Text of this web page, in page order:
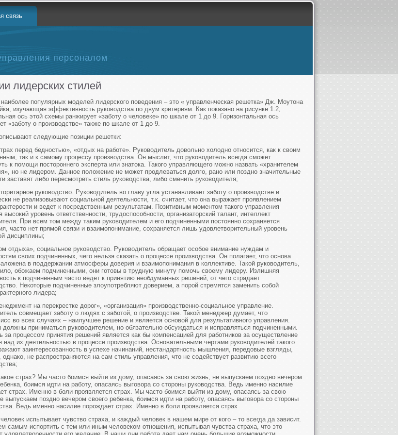
связь
персоналом
лидерских стилей
популярных моделей лидерского поведения – это « управленческая решетка» Дж. Моутона
изучающая эффективность руководства по двум критериям. Как показано на рисунке 1.2,
ось этой схемы ранжирует «заботу о человеке» по шкале от 1 до 9. Горизонтальная ось
«заботу о производстве» также по шкале от 1 до 9.
следующие позиции решетки:
перед бедностью», «отдых на работе». Руководитель довольно холодно относится, как к своим
так и к самому процессу производства. Он мыслит, что руководитель всегда сможет
к помощи постороннего эксперта или знатока. Такого управляющего можно назвать «хранителем
но не лидером. Данное положение не может продлеваться долго, рано или поздно значительные
заставят либо пересмотреть стиль руководства, либо сменить руководителя;
руководство. Руководитель во главу угла устанавливает заботу о производстве и
не реализовывают социальной деятельности, т.к. считает, что она выражает проявлением
и ведет к посредственным результатам. Позитивным моментом такого управления
высокий уровень ответственности, трудоспособности, организаторский талант, интеллект
При всем том между таким руководителем и его подчиненными постоянно сохраняется
часто нет прямой связи и взаимопонимание, сохраняется лишь удовлетворительный уровень
дисциплины;
отдыха», социальное руководство. Руководитель обращает особое внимание нуждам и
своих подчиненных, чего нельзя сказать о процессе производства. Он полагает, что основа
в поддержании атмосферы доверия и взаимопонимания в коллективе. Такой руководитель,
обожаем подчиненными, они готовы в трудную минуту помочь своему лидеру. Излишняя
к подчиненным часто ведет к принятию необдуманных решений, от чего страдает
Некоторые подчиненные злоупотребляют доверием, а порой стремятся заменить собой
лидера;
на перекрестке дорог», «организация» производственно-социальное управление.
совмещает заботу о людях с заботой, о производстве. Такой менеджер думает, что
во всех случаях – наилучшее решение и является основой для результативного управления.
должны приниматься руководителем, но обязательно обсуждаться и исправляться подчиненными.
за процессом принятия решений является как бы компенсацией для работников за осуществление
над их деятельностью в процессе производства. Основательными чертами руководителей такого
заинтересованность в успехе начинаний, нестандартность мышления, передовые взгляды,
однако, не распространяются на сам стиль управления, что не содействует развитию всего
страх? Мы часто боимся выйти из дому, опасаясь за свою жизнь, не выпускаем поздно вечером
боимся идти на работу, опасаясь выговора со стороны руководства. Ведь именно насилие
страх. Именно в боли проявляется страх. Мы часто боимся выйти из дому, опасаясь за свою
выпускаем поздно вечером своего ребенка, боимся идти на работу, опасаясь выговора со стороны
Ведь именно насилие порождает страх. Именно в боли проявляется страх
испытывает чувство страха, и каждый человек в нашем мире от кого – то всегда да зависит.
самым испортить с тем или иным человеком отношения, испытывая чувства страха, что это